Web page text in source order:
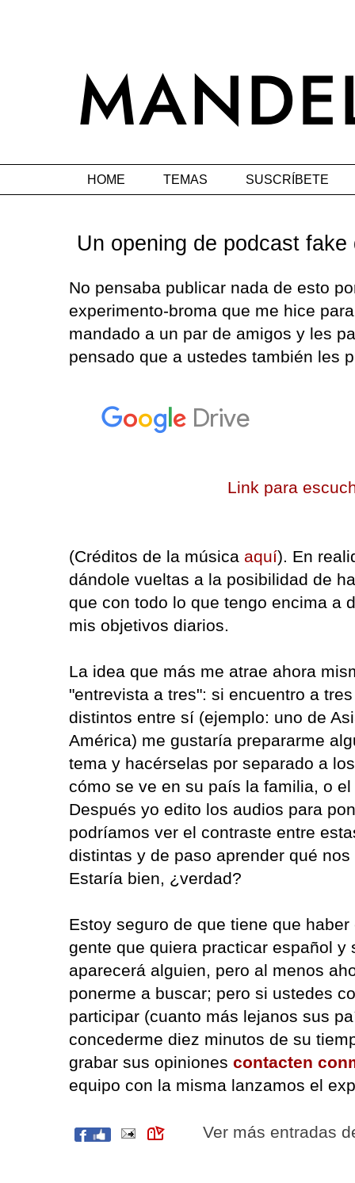
HOME TEMAS SUSCRÍBETE
Un opening de podcast
No pensaba publicar nada de esto
experimento-broma que me hice
mandado a un par de amigos y les
pensado que a ustedes también les
Link para
(Créditos de la música aquí). En
dándole vueltas a la posibilidad de
que con todo lo que tengo encima a
mis objetivos diarios.
La idea que más me atrae ahora
"entrevista a tres": si encuentro a
distintos entre sí (ejemplo: uno de
América) me gustaría prepararme
tema y hacérselas por separado a
cómo se ve en su país la familia, o
Después yo edito los audios para
podríamos ver el contraste entre
distintas y de paso aprender qué
Estaría bien, ¿verdad?
Estoy seguro de que tiene que
gente que quiera practicar español y
aparecerá alguien, pero al menos
ponerme a buscar; pero si ustedes
participar (cuanto más lejanos sus
concederme diez minutos de su
grabar sus opiniones contacten
equipo con la misma lanzamos el
Ver más entradas